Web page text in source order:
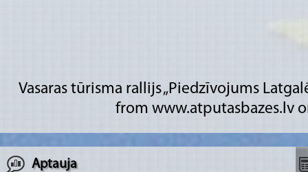
Vasaras tūrisma rallijs „Piedzīvojums
fromwww.atputasbazes.lv
Aptauja